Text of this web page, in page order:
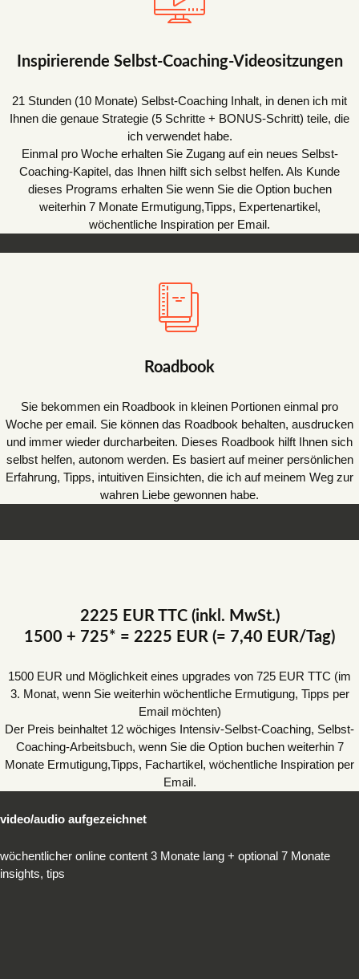
Inspirierende Selbst-Coaching-Videositzungen
21 Stunden (10 Monate) Selbst-Coaching Inhalt, in denen ich mit
Ihnen die genaue Strategie (5 Schritte + BONUS-Schritt) teile, die
ich verwendet habe.
Einmal pro Woche erhalten Sie Zugang auf ein neues Selbst-
Coaching-Kapitel, das Ihnen hilft sich selbst helfen. Als Kunde
dieses Programs erhalten Sie wenn Sie die Option buchen
weiterhin 7 Monate Ermutigung,Tipps, Expertenartikel,
wöchentliche Inspiration per Email.
Roadbook
Sie bekommen ein Roadbook in kleinen Portionen einmal pro
Woche per email. Sie können das Roadbook behalten, ausdrucken
und immer wieder durcharbeiten. Dieses Roadbook hilft Ihnen sich
selbst helfen, autonom werden. Es basiert auf meiner persönlichen
Erfahrung, Tipps, intuitiven Einsichten, die ich auf meinem Weg zur
wahren Liebe gewonnen habe.
2225 EUR TTC (inkl. MwSt.)
1500 + 725* = 2225 EUR (= 7,40 EUR/Tag)
1500 EUR und Möglichkeit eines upgrades von 725 EUR TTC (im
3. Monat, wenn Sie weiterhin wöchentliche Ermutigung, Tipps per
Email möchten)
Der Preis beinhaltet 12 wöchiges Intensiv-Selbst-Coaching, Selbst-
Coaching-Arbeitsbuch, wenn Sie die Option buchen weiterhin 7
Monate Ermutigung,Tipps, Fachartikel, wöchentliche Inspiration per
Email.
video/audio aufgezeichnet
wöchentlicher online content 3 Monate lang + optional 7 Monate
insights, tips